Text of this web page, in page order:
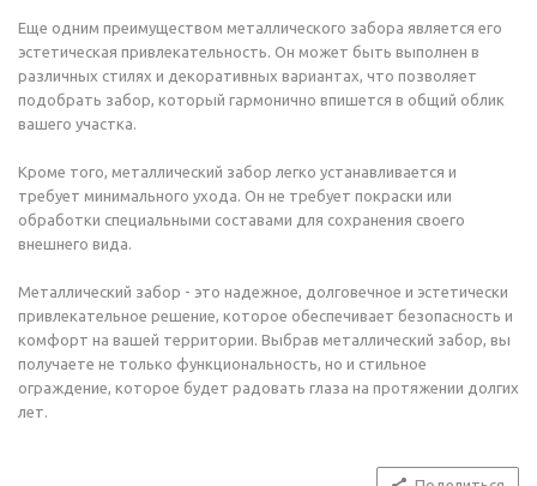
Еще одним преимуществом металлического забора является его
эстетическая привлекательность. Он может быть выполнен в
различных стилях и декоративных вариантах, что позволяет
подобрать забор, который гармонично впишется в общий облик
вашего участка.
Кроме того, металлический забор легко устанавливается и
требует минимального ухода. Он не требует покраски или
обработки специальными составами для сохранения своего
внешнего вида.
Металлический забор - это надежное, долговечное и эстетически
привлекательное решение, которое обеспечивает безопасность и
комфорт на вашей территории. Выбрав металлический забор, вы
получаете не только функциональность, но и стильное
ограждение, которое будет радовать глаза на протяжении долгих
лет.